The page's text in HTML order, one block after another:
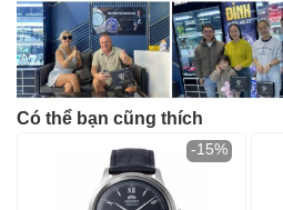
Có thể bạn cũng thích
-15%